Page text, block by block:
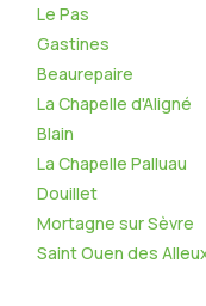
Le Pas
Gastines
Beaurepaire
La Chapelle d'Aligné
Blain
La Chapelle Palluau
Douillet
Mortagne sur Sèvre
Saint Ouen des